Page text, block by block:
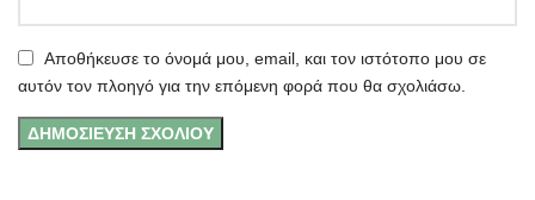
Αποθήκευσε το όνομά μου, email, και τον ιστότοπο μου σε
αυτόν τον πλοηγό για την επόμενη φορά που θα σχολιάσω.